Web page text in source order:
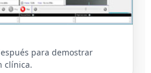
para demostrar
clínica.